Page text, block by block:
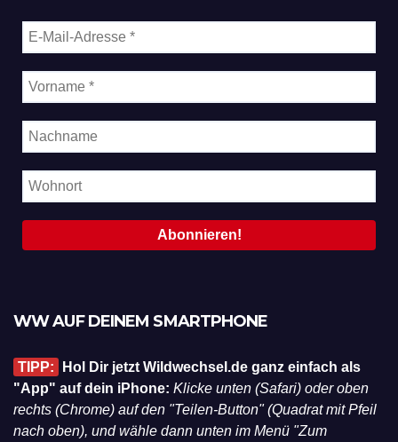
WW AUF DEINEM SMARTPHONE
TIPP:
Hol Dir jetzt Wildwechsel.de ganz einfach als
"App" auf dein iPhone: Klicke unten (Safari) oder oben
rechts (Chrome) auf den "Teilen-Button" (Quadrat mit Pfeil
nach oben), und wähle dann unten im Menü "Zum